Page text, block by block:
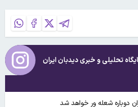
تحلیلی و خبریدیدبان ایران
دوباره شعله ور خواهد شد